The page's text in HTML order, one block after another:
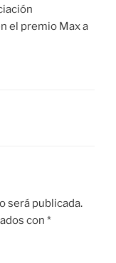
el premio Max a
será publicada.
con *